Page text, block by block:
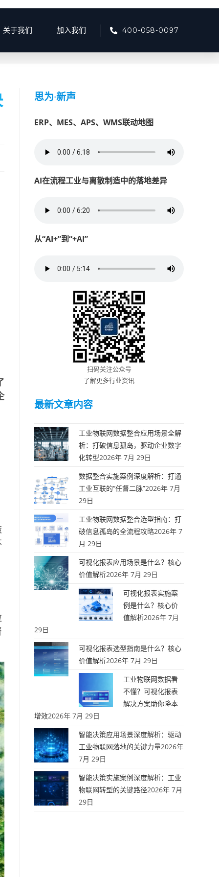
关于我们 加入我们 400-058-0097
讯 > 再生资源回收服务平台：提高资源再利用的智能化解决方案
思为·新声
ERP、MES、APS、WMS联动地图
AI在流程工业与离散制造中的落地差异
从“AI+”到“+AI”
扫码关注公众号
了解更多行业资讯
最新文章内容
工业物联网数据整合应用场景全解
析：打破信息孤岛，驱动企业数字
化转型2026年 7月 29日
数据整合实施案例深度解析：打通
工业互联的“任督二脉”2026年 7月
29日
工业物联网数据整合选型指南：打
破信息孤岛的全流程攻略2026年 7
月 29日
可视化报表应用场景是什么？核心
价值解析2026年 7月 29日
可视化报表实施案
例是什么？核心价
值解析2026年 7月
29日
可视化报表选型指南是什么？核心
价值解析2026年 7月 29日
工业物联网数据看
不懂？可视化报表
解决方案助你降本
增效2026年 7月 29日
智能决策应用场景深度解析：驱动
工业物联网落地的关键力量2026年
7月 29日
智能决策实施案例深度解析：工业
物联网转型的关键路径2026年 7月
29日